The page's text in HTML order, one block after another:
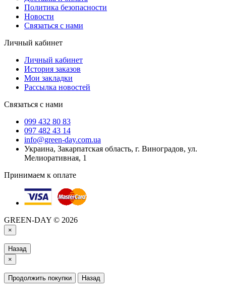
Политика безопасности
Новости
Связаться с нами
Личный кабинет
Личный кабинет
История заказов
Мои закладки
Рассылка новостей
Связаться с нами
099 432 80 83
097 482 43 14
info@green-day.com.ua
Украина, Закарпатская область, г. Виноградов, ул.
Мелиоративная, 1
Принимаем к оплате
GREEN-DAY © 2026
×
Назад
×
Продолжить покупки Назад